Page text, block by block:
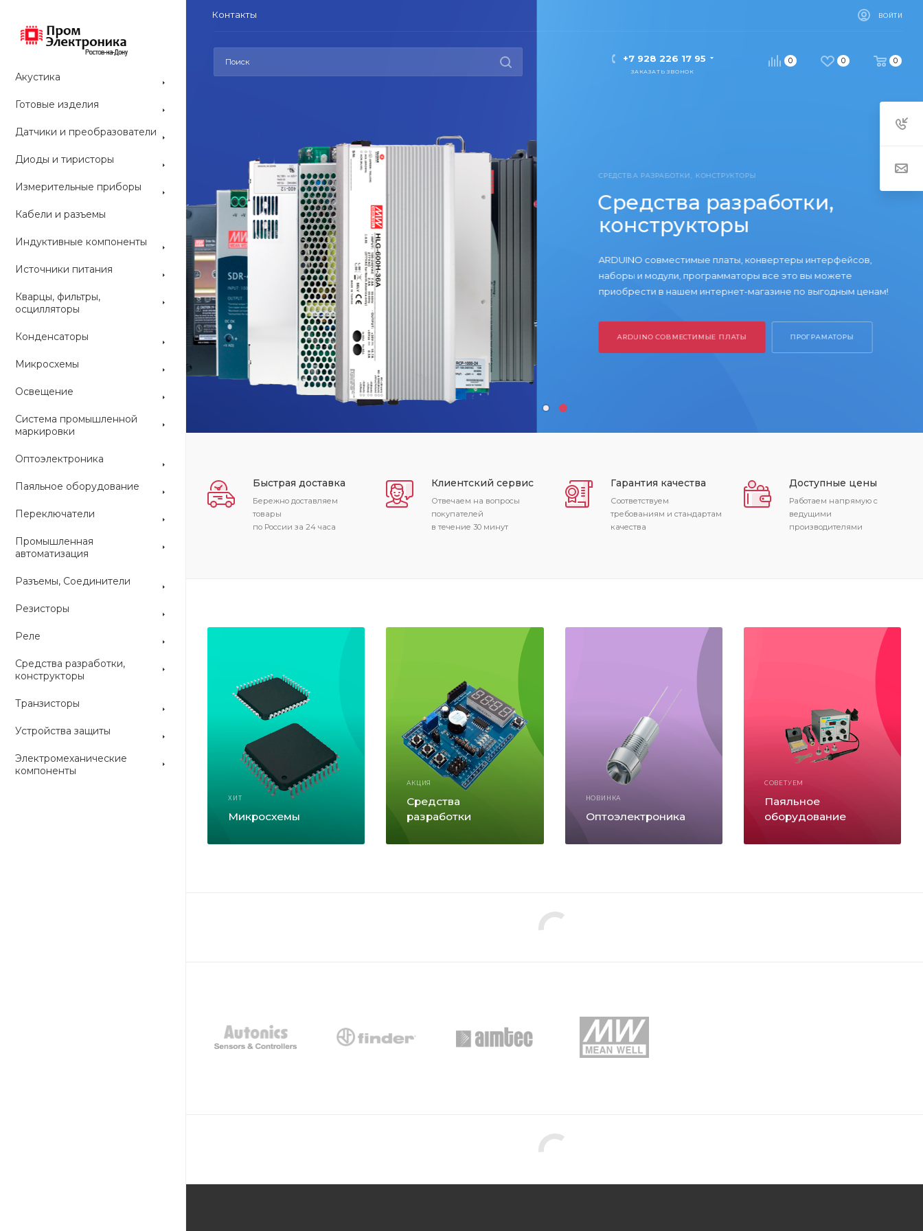
Контакты ВОЙТИ
0 0 0
+7 928 226 17 95
ЗАКАЗАТЬ ЗВОНОК
Акустика
Готовые изделия
Датчики и преобразователи
Диоды и тиристоры
Измерительные приборы
Кабели и разъемы
Индуктивные компоненты
Источники питания
Кварцы, фильтры,
осцилляторы
Конденсаторы
Микросхемы
Освещение
Система промышленной
маркировки
Оптоэлектроника
Паяльное оборудование
Переключатели
Промышленная
автоматизация
Разъемы, Соединители
Резисторы
Реле
Средства разработки,
конструкторы
Транзисторы
Устройства защиты
Электромеханические
компоненты
СРЕДСТВА РАЗРАБОТКИ, КОНСТРУКТОРЫ
Средства разработки,
конструкторы
ARDUINO совместимые платы, конвертеры интерфейсов,
наборы и модули, программаторы все это вы можете
приобрести в нашем интернет-магазине по выгодным ценам!
ARDUINO СОВМЕСТИМЫЕ ПЛАТЫ ПРОГРАМАТОРЫ
Быстрая доставка
Бережно доставляем
товары
по России за 24 часа
Клиентский сервис
Отвечаем на вопросы
покупателей
в течение 30 минут
Гарантия качества
Соответствуем
требованиям и стандартам
качества
Доступные цены
Работаем напрямую с
ведущими
производителями
ХИТ
Микросхемы
АКЦИЯ
Средства
разработки
НОВИНКА
Оптоэлектроника
СОВЕТУЕМ
Паяльное
оборудование